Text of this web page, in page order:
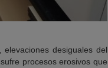
desiguales del
procesos erosivos que